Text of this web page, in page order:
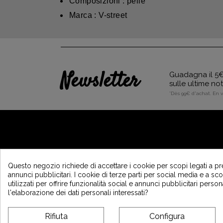
Marca : V-street
Newsletter
Guadagna il
sulle ultime
*Dès 99€ d'achat.
A PROPOSITO DI VINTAGE
Chi siamo ?
Programma di fedeltà e sponsorizzazione
Recrutement Vintage Motors
affiliation
Vintage Motors Magazine
Questo negozio richiede di accettare i cookie per scopi legati a
annunci pubblicitari. I cookie di terze parti per social media e a
utilizzati per offrire funzionalità social e annunci pubblicitari
l'elaborazione dei dati personali interessati?
Rifiuta Configura